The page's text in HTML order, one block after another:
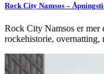
Rock City Namsos –
Rock City Namsos er mer
rockehistorie,